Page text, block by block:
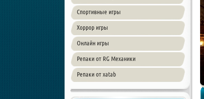
Спортивные игры
Хоррор игры
Онлайн игры
Репаки от RG Механики
Репаки от xatab